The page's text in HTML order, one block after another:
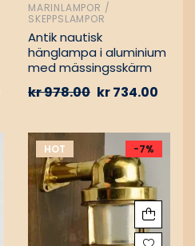
MARINLAMPOR /
SKEPPSLAMPOR
Antik nautisk
hänglampa i aluminium
med mässingsskärm
kr978.00 kr734.00
HOT -7%